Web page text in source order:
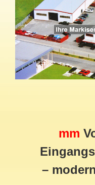
mm
–